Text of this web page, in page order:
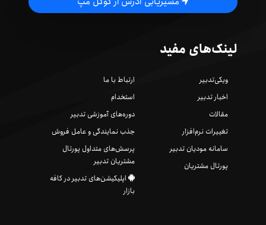
لینک‌های مفید
ویکی‌تدبیر
اخبار تدبیر
مقالات
تغییرات نرم‌افزار
سامانه مودیان تدبیر
پورتال مشتریان
ارتباط با ما
استخدام
دوره‌های آموزشی تدبیر
جذب نمایندگی و عامل فروش
پرسش‌های متداول پورتال
مشتریان تدبیر
اپلیکیشن‌های تدبیر در کافه
بازار